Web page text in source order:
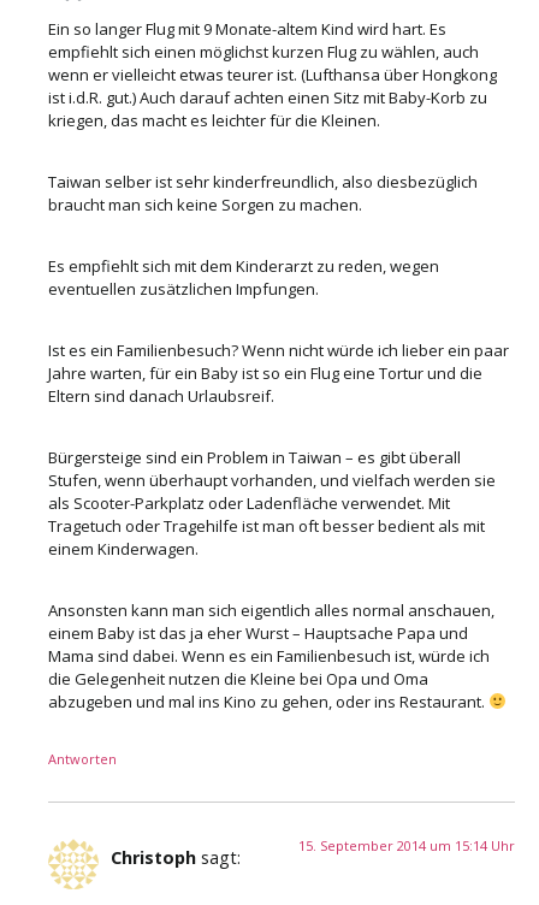
Ein so langer Flug mit 9 Monate-altem Kind wird hart. Es
empfiehlt sich einen möglichst kurzen Flug zu wählen, auch
wenn er vielleicht etwas teurer ist. (Lufthansa über Hongkong
ist i.d.R. gut.) Auch darauf achten einen Sitz mit Baby-Korb zu
kriegen, das macht es leichter für die Kleinen.
Taiwan selber ist sehr kinderfreundlich, also diesbezüglich
braucht man sich keine Sorgen zu machen.
Es empfiehlt sich mit dem Kinderarzt zu reden, wegen
eventuellen zusätzlichen Impfungen.
Ist es ein Familienbesuch? Wenn nicht würde ich lieber ein paar
Jahre warten, für ein Baby ist so ein Flug eine Tortur und die
Eltern sind danach Urlaubsreif.
Bürgersteige sind ein Problem in Taiwan – es gibt überall
Stufen, wenn überhaupt vorhanden, und vielfach werden sie
als Scooter-Parkplatz oder Ladenfläche verwendet. Mit
Tragetuch oder Tragehilfe ist man oft besser bedient als mit
einem Kinderwagen.
Ansonsten kann man sich eigentlich alles normal anschauen,
einem Baby ist das ja eher Wurst – Hauptsache Papa und
Mama sind dabei. Wenn es ein Familienbesuch ist, würde ich
die Gelegenheit nutzen die Kleine bei Opa und Oma
abzugeben und mal ins Kino zu gehen, oder ins Restaurant.
Antworten
Christoph sagt:
15. September 2014 um 15:14 Uhr